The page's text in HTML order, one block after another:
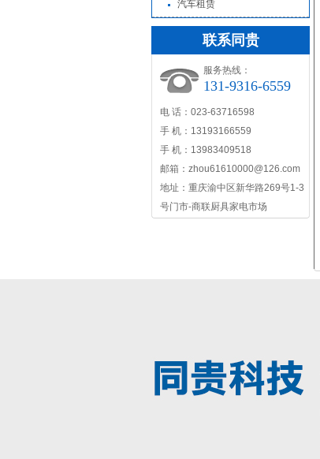
汽车租赁
联系同贵
服务热线：
131-9316-6559
电 话：023-63716598
手 机：13193166559
手 机：13983409518
邮箱：zhou61610000@126.com
地址：重庆渝中区新华路269号1-3
号门市-商联厨具家电市场